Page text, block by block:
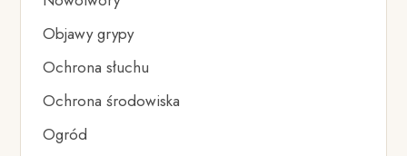
Objawy grypy
Ochrona słuchu
Ochrona środowiska
Ogród